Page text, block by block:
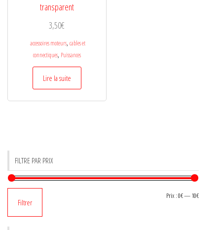
transparent
3,50€
accessoires moteurs,cables et
connectiques, Puissances
Lire la suite
FILTRE PAR PRIX
Prix
Prix
Filtrer
Prix :0€—10€